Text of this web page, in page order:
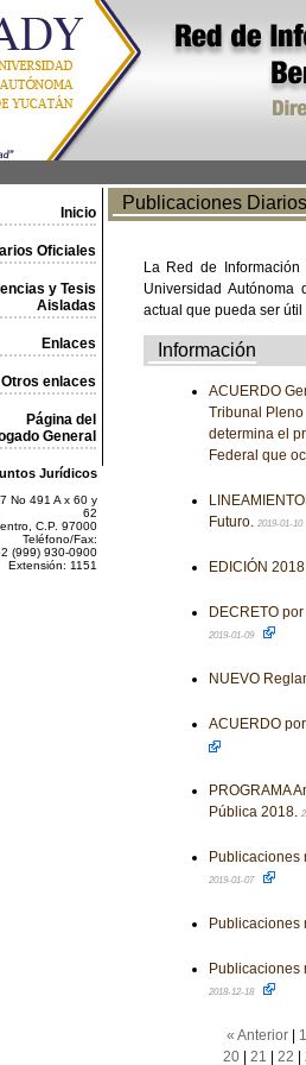
Inicio
Oficiales
y Tesis
Aisladas
Enlaces
Otros enlaces
Página del
General
Jurídicos
No 491 A x 60 y
62
C.P. 97000
Teléfono/Fax:
(999) 930-0900
Extensión: 1151
Publicaciones
La Red de
Universidad
actual que pueda ser
Información
ACUERDO
Tribunal
determina el
Federal que
Futuro. 2019-01-10
EDICIÓN
DECRETO
2019-01-09
NUEVO
ACUERDO
PROGRAMA
Pública 2018.
Publicaciones
2019-01-07
Publicaciones
Publicaciones
2018-12-18
« Anterior| 1
20| 21 22